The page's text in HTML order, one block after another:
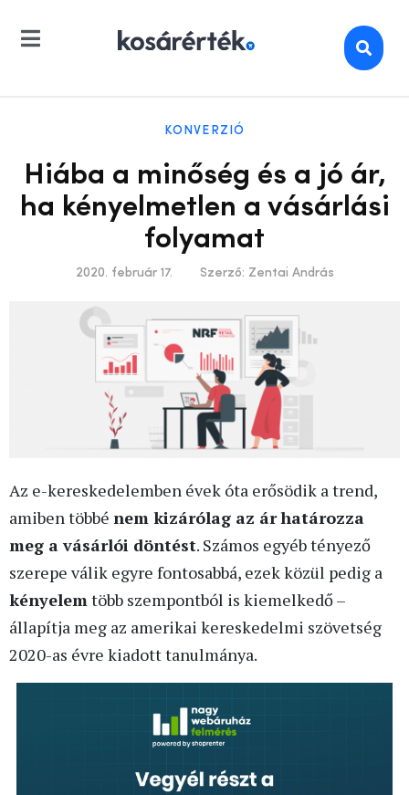
KONVERZIÓ
Hiába a minőség és a jó ár,
ha kényelmetlen a vásárlási
folyamat
2020. február 17. Szerző: Zentai András
Az e-kereskedelemben évek óta erősödik a trend,
amiben többé nem kizárólag az árhatározza
meg a vásárlói döntést. Számos egyéb tényező
szerepe válik egyre fontosabbá, ezek közül pedig a
kényelemtöbb szempontból is kiemelkedő –
állapítja meg az amerikai kereskedelmi szövetség
2020-as évre kiadott tanulmánya.